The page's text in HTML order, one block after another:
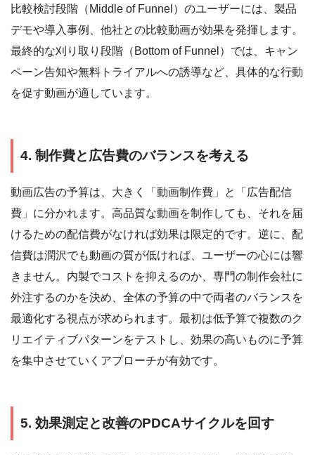
比較検討段階（Middle of Funnel）のユーザーには、製品
デモや導入事例、他社との比較動画が効果を発揮します。
最終的な刈り取り段階（Bottom of Funnel）では、キャン
ペーン告知や無料トライアルへの誘導など、具体的な行動
を促す動画が適しています。
4. 制作費と広告費のバランスを考える
動画広告の予算は、大きく「動画制作費」と「広告配信
費」に分かれます。高品質な動画を制作しても、それを届
けるための配信費がなければ効果は限定的です。逆に、配
信費は潤沢でも動画の質が低ければ、ユーザーの心には響
きません。内製でコストを抑えるのか、専門の制作会社に
外注するのかを決め、全体の予算の中で両者のバランスを
最適化する視点が求められます。最初は低予算で複数のク
リエイティブパターンをテストし、効果の高いものに予算
を集中させていくアプローチが有効です。
5. 効果測定と改善のPDCAサイクルを回す